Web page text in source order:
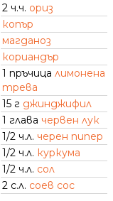
2 ч.ч. ориз
копър
магданоз
кориандър
1 пръчица лимонена
трева
15 г джинджифил
1 глава червен лук
1/2 ч.л. черен пипер
1/2 ч.л. куркума
1/2 ч.л. сол
2 с.л. соев сос